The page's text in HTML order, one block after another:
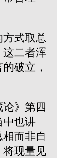
方式取总
这二者浑
破立，
》第四
中也讲
而非自
将现量见